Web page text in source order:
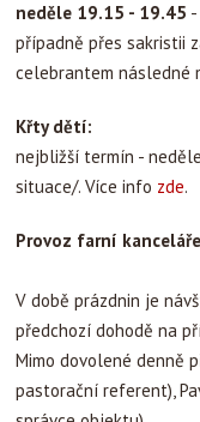
neděle 19.15 - 19.45
případně přes sakristii
celebrantem následné
Křty dětí:
nejbližší termín -
situace/. Více info zde.
Provoz farní
V době prázdnin je
předchozí dohodě na
Mimo dovolené denně
pastorační referent),